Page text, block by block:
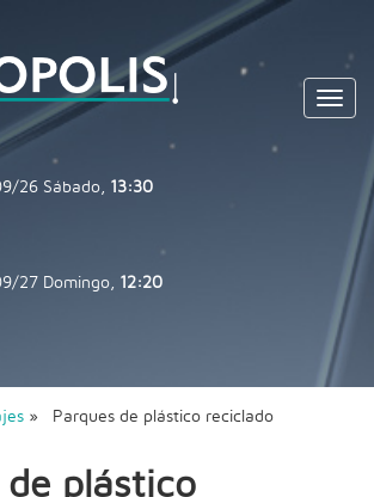
26 Sábado, 13:30
27 Domingo, 12:20
» Parques de plástico reciclado
de plástico